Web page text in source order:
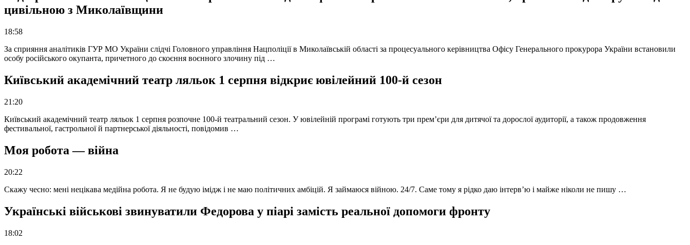
цивільною з Миколаївщини
18:58
За сприяння аналітиків ГУР МО України слідчі Головного управління Нацполіції в Миколаївській області за процесуального керівництва Офісу Генерального прокурора України встановили
особу російського окупанта, причетного до скоєння воєнного злочину під …
Київський академічний театр ляльок 1 серпня відкриє ювілейний 100-й сезон
21:20
Київський академічний театр ляльок 1 серпня розпочне 100-й театральний сезон. У ювілейній програмі готують три прем’єри для дитячої та дорослої аудиторії, а також продовження
фестивальної, гастрольної й партнерської діяльності, повідомив …
Моя робота — війна
20:22
Скажу чесно: мені нецікава медійна робота. Я не будую імідж і не маю політичних амбіцій. Я займаюся війною. 24/7. Саме тому я рідко даю інтерв’ю і майже ніколи не пишу …
Українські військові звинуватили Федорова у піарі замість реальної допомоги фронту
18:02